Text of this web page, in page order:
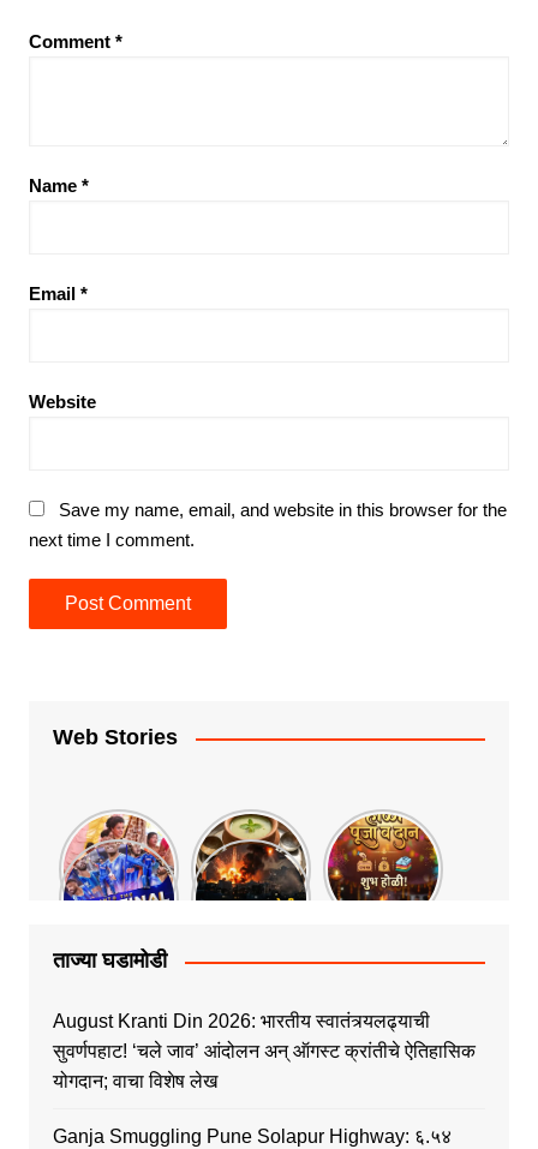
Comment *
Name *
Email *
Website
Save my name, email, and website in this browser for the
next time I comment.
Web Stories
ताज्या घडामोडी
August Kranti Din 2026: भारतीय स्वातंत्र्यलढ्याची
सुवर्णपहाट! ‘चले जाव’ आंदोलन अन् ऑगस्ट क्रांतीचे ऐतिहासिक
योगदान; वाचा विशेष लेख
Ganja Smuggling Pune Solapur Highway: ६.५४